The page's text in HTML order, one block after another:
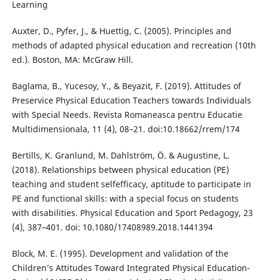
Learning
Auxter, D., Pyfer, J., & Huettig, C. (2005). Principles and
methods of adapted physical education and recreation (10th
ed.). Boston, MA: McGraw Hill.
Baglama, B., Yucesoy, Y., & Beyazit, F. (2019). Attitudes of
Preservice Physical Education Teachers towards Individuals
with Special Needs. Revista Romaneasca pentru Educatie
Multidimensionala, 11 (4), 08–21. doi:10.18662/rrem/174
Bertills, K. Granlund, M. Dahlström, Ö. & Augustine, L.
(2018). Relationships between physical education (PE)
teaching and student selfefficacy, aptitude to participate in
PE and functional skills: with a special focus on students
with disabilities. Physical Education and Sport Pedagogy, 23
(4), 387–401. doi: 10.1080/17408989.2018.1441394
Block, M. E. (1995). Development and validation of the
Children’s Attitudes Toward Integrated Physical Education-